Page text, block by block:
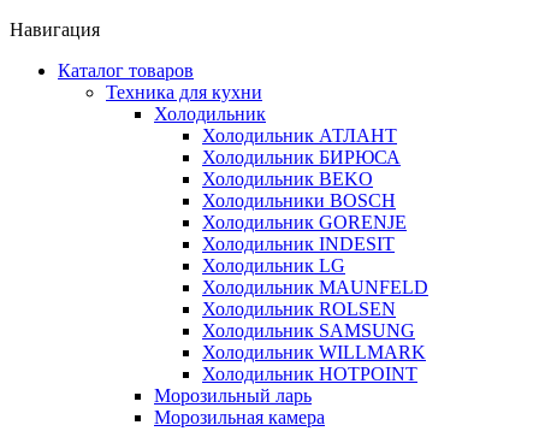
Навигация
Каталог товаров
Техника для кухни
Холодильник
Холодильник АТЛАНТ
Холодильник БИРЮСА
Холодильник BEKO
Холодильники BOSCH
Холодильник GORENJE
Холодильник INDESIT
Холодильник LG
Холодильник MAUNFELD
Холодильник ROLSEN
Холодильник SAMSUNG
Холодильник WILLMARK
Холодильник HOTPOINT
Морозильный ларь
Морозильная камера